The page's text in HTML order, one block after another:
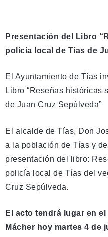
Presentación del Libro
policía local de Tías de
El Ayuntamiento de Tías
Libro “Reseñas
de Juan Cruz Sepúlveda”
El alcalde de Tías, Don
a la población de Tías y
presentación del libro:
policía local de Tías del
Cruz Sepúlveda.
El acto tendrá lugar en
Mácher hoy martes 4 de